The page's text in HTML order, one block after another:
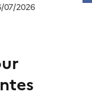
07/2026